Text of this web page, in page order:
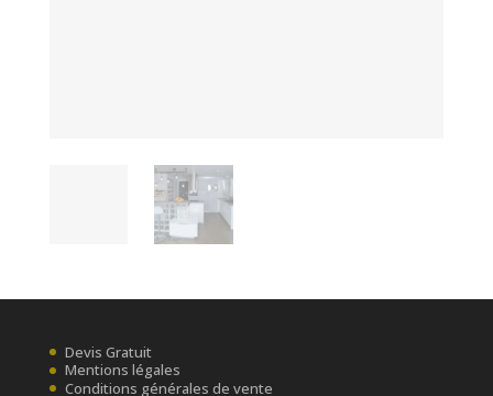
Devis Gratuit
Mentions légales
Conditions générales de vente